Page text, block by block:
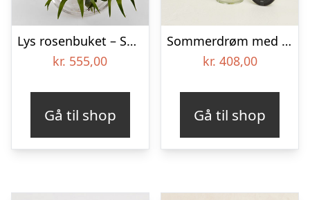
Lys rosenbuket – Send blomster med Bloomit
kr. 555,00
Gå til shop
Sommerdrøm med bodyscrub
kr. 408,00
Gå til shop